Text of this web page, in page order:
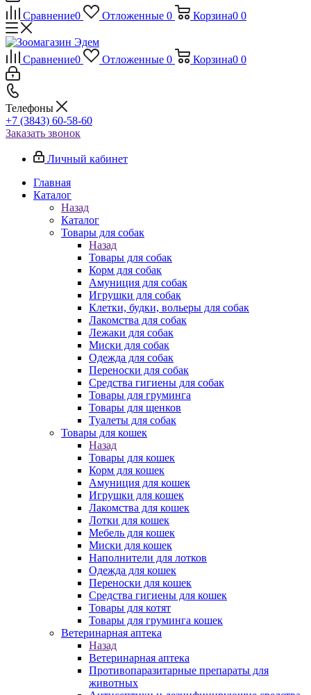
Сравнение0 Отложенные 0 Корзина0 0
Сравнение0 Отложенные 0 Корзина0 0
Телефоны
+7 (3843) 60-58-60
Заказать звонок
Личный кабинет
Главная
Каталог
Назад
Каталог
Товары для собак
Назад
Товары для собак
Корм для собак
Амуниция для собак
Игрушки для собак
Клетки, будки, вольеры для собак
Лакомства для собак
Лежаки для собак
Миски для собак
Одежда для собак
Переноски для собак
Средства гигиены для собак
Товары для груминга
Товары для щенков
Туалеты для собак
Товары для кошек
Назад
Товары для кошек
Корм для кошек
Амуниция для кошек
Игрушки для кошек
Лакомства для кошек
Лотки для кошек
Мебель для кошек
Миски для кошек
Наполнители для лотков
Одежда для кошек
Переноски для кошек
Средства гигиены для кошек
Товары для котят
Товары для груминга кошек
Ветеринарная аптека
Назад
Ветеринарная аптека
Противопаразитарные препараты для
животных